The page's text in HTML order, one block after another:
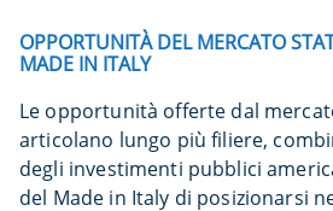
OPPORTUNITÀ DEL MERCATO
MADE IN ITALY
Le opportunità offerte dal
articolano lungo più filiere,
degli investimenti pubblici
del Made in Italy di posizionarsi